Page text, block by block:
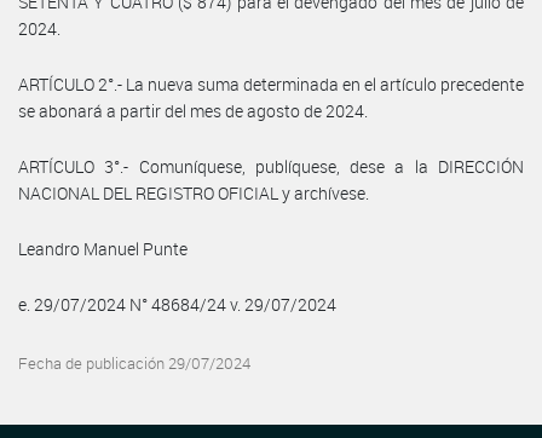
2024.
ARTÍCULO 2°.- La nueva suma determinada en el artículo precedente
se abonará a partir del mes de agosto de 2024.
ARTÍCULO 3°.- Comuníquese, publíquese, dese a la DIRECCIÓN
NACIONAL DEL REGISTRO OFICIAL y archívese.
Leandro Manuel Punte
e. 29/07/2024 N° 48684/24 v. 29/07/2024
Fecha de publicación 29/07/2024